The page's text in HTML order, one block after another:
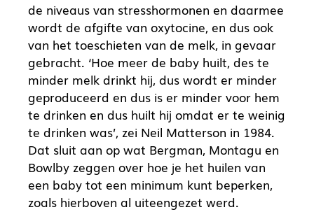
de niveaus van stresshormonen en daarmee
wordt de afgifte van oxytocine, en dus ook
van het toeschieten van de melk, in gevaar
gebracht. ‘Hoe meer de baby huilt, des te
minder melk drinkt hij, dus wordt er minder
geproduceerd en dus is er minder voor hem
te drinken en dus huilt hij omdat er te weinig
te drinken was’, zei Neil Matterson in 1984.
Dat sluit aan op wat Bergman, Montagu en
Bowlby zeggen over hoe je het huilen van
een baby tot een minimum kunt beperken,
zoals hierboven al uiteengezet werd.